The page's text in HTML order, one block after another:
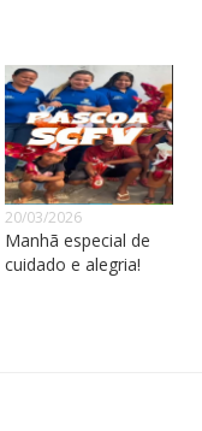
20/03/2026
Manhã especial de
cuidado e alegria!